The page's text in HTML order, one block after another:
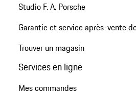
Studio F. A. Porsche
Garantie et service après-vente
Trouver un magasin
Services en ligne
Mes commandes